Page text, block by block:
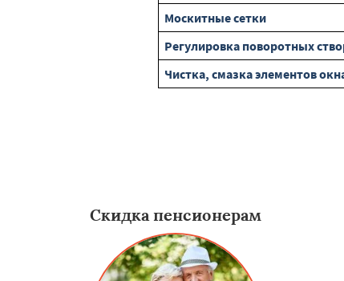
Москитные сетки
Регулировка поворотных
Чистка, смазка элементов
Скидка пенсионерам